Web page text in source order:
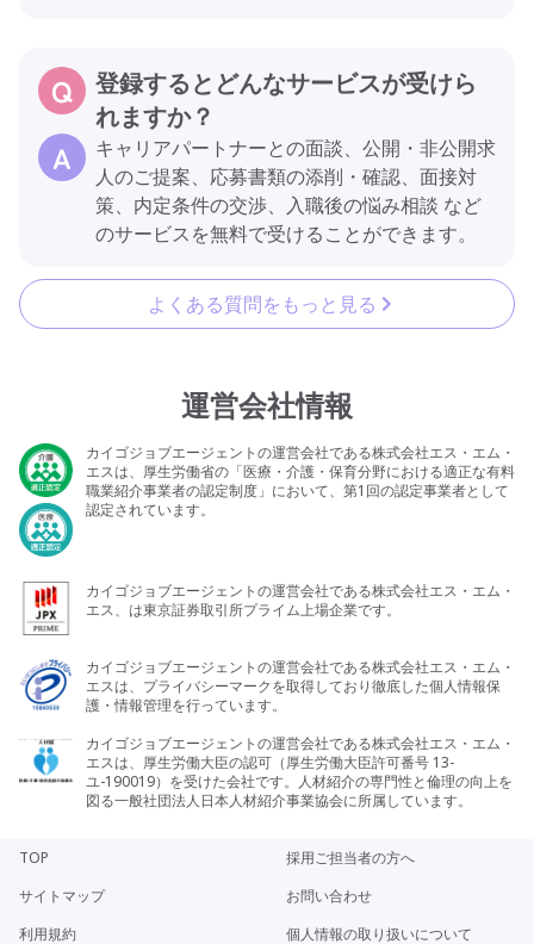
登録するとどんなサービスが受けら
れますか？
キャリアパートナーとの面談、公開・非公開求
人のご提案、応募書類の添削・確認、面接対
策、内定条件の交渉、入職後の悩み相談 など
のサービスを無料で受けることができます。
よくある質問をもっと見る
運営会社情報
カイゴジョブエージェントの運営会社である株式会社エス・エム・
エスは、厚生労働省の「医療・介護・保育分野における適正な有料
職業紹介事業者の認定制度」において、第1回の認定事業者として
認定されています。
カイゴジョブエージェントの運営会社である株式会社エス・エム・
エス、は東京証券取引所プライム上場企業です。
カイゴジョブエージェントの運営会社である株式会社エス・エム・
エスは、プライバシーマークを取得しており徹底した個人情報保
護・情報管理を行っています。
カイゴジョブエージェントの運営会社である株式会社エス・エム・
エスは、厚生労働大臣の認可（厚生労働大臣許可番号 13-
ユ-190019）を受けた会社です。人材紹介の専門性と倫理の向上を
図る一般社団法人日本人材紹介事業協会に所属しています。
TOP
採用ご担当者の方へ
サイトマップ
お問い合わせ
利用規約
個人情報の取り扱いについて